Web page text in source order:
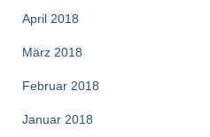
April 2018
März 2018
Februar 2018
Januar 2018